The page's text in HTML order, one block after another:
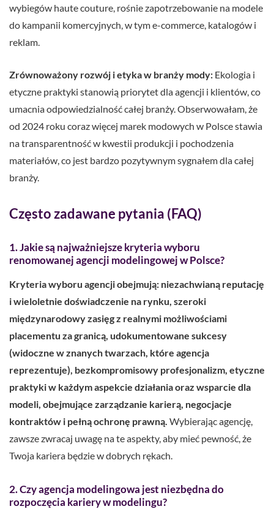
wybiegów haute couture, rośnie zapotrzebowanie na modele
do kampanii komercyjnych, w tym e-commerce, katalogów i
reklam.
Zrównoważony rozwój i etyka w branży mody: Ekologia i
etyczne praktyki stanowią priorytet dla agencji i klientów, co
umacnia odpowiedzialność całej branży. Obserwowałam, że
od 2024 roku coraz więcej marek modowych w Polsce stawia
na transparentność w kwestii produkcji i pochodzenia
materiałów, co jest bardzo pozytywnym sygnałem dla całej
branży.
Często zadawane pytania (FAQ)
1. Jakie są najważniejsze kryteria wyboru
renomowanej agencji modelingowej w Polsce?
Kryteria wyboru agencji obejmują: niezachwianą reputację
i wieloletnie doświadczenie na rynku, szeroki
międzynarodowy zasięg z realnymi możliwościami
placementu za granicą, udokumentowane sukcesy
(widoczne w znanych twarzach, które agencja
reprezentuje), bezkompromisowy profesjonalizm, etyczne
praktyki w każdym aspekcie działania oraz wsparcie dla
modeli, obejmujące zarządzanie karierą, negocjacje
kontraktów i pełną ochronę prawną. Wybierając agencję,
zawsze zwracaj uwagę na te aspekty, aby mieć pewność, że
Twoja kariera będzie w dobrych rękach.
2. Czy agencja modelingowa jest niezbędna do
rozpoczęcia kariery w modelingu?